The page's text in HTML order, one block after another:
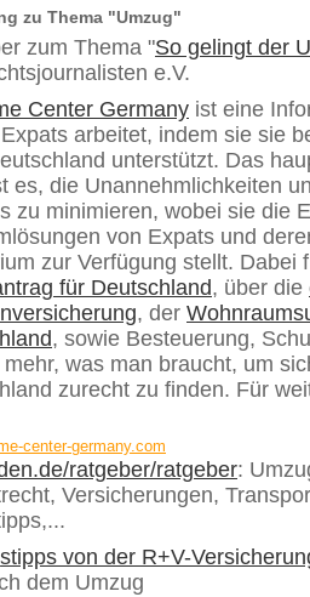
zu Thema "Umzug"
zum Thema "So gelingt der
e.V.
Center Germany ist eine
arbeitet, indem sie sie
unterstützt. Das
es, die Unannehmlichkeiten
zu minimieren, wobei sie die
von Expats und
zur Verfügung stellt. Dabei
für Deutschland, über die
, der
, sowie Besteuerung,
was man braucht, um
zurecht zu finden. Für
center-germany.com
ratgeber/ratgeber:
Versicherungen,
von der R+V-
dem Umzug